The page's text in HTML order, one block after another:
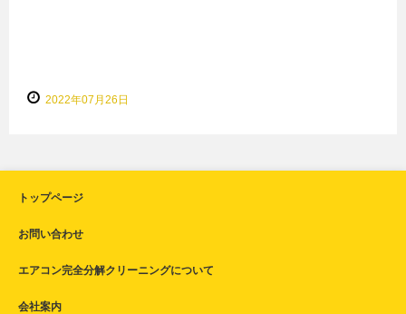
2022年07月26日
トップページ
お問い合わせ
エアコン完全分解クリーニングについて
会社案内